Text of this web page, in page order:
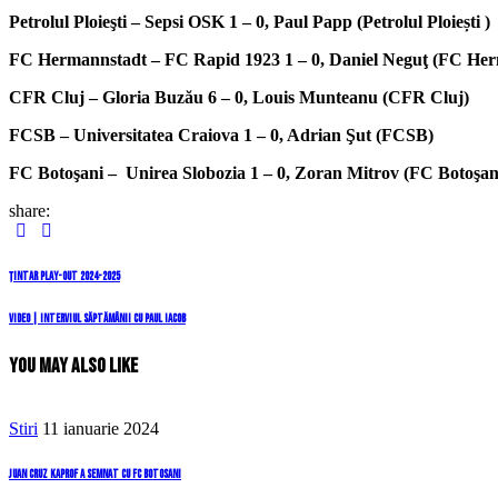
Petrolul Ploieşti – Sepsi OSK 1 – 0, Paul Papp (Petrolul Ploiești )
FC Hermannstadt – FC Rapid 1923 1 – 0, Daniel Neguţ (FC
CFR Cluj – Gloria Buzău 6 – 0, Louis Munteanu (CFR Cluj)
FCSB – Universitatea Craiova 1 – 0, Adrian Şut (FCSB)
FC Botoşani – Unirea Slobozia 1 – 0, Zoran Mitrov (FC
share:
Navigare
în
Previous
Țintar play-out 2024-2025
Next
VIDEO | Interviul săptămânii cu Paul Iacob
You May Also Like
Stiri 11 ianuarie 2024
Juan Cruz Kaprof a semnat cu FC botosani